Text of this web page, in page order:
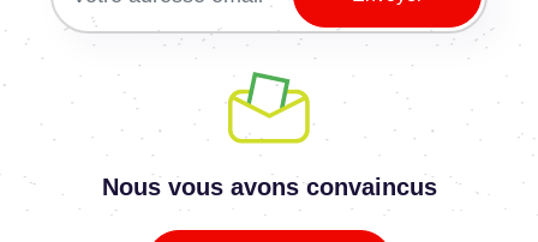
Nous vous avons convaincus